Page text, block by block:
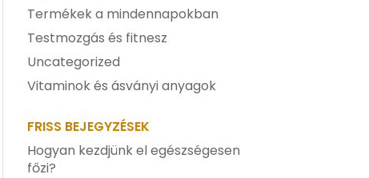
Termékek a mindennapokban
Testmozgás és fitnesz
Uncategorized
Vitaminok és ásványi anyagok
FRISS BEJEGYZÉSEK
Hogyan kezdjünk el egészségesen
főzi?